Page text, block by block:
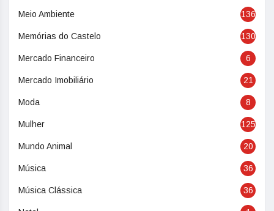
Meio Ambiente 136
Memórias do Castelo 130
Mercado Financeiro 6
Mercado Imobiliário 21
Moda 8
Mulher 125
Mundo Animal 20
Música 36
Música Clássica 36